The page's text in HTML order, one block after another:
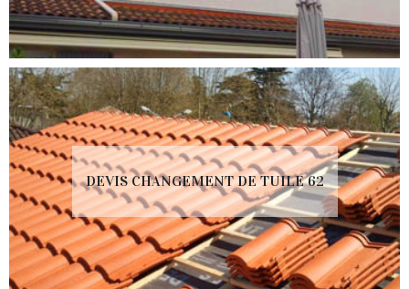
DEVIS CHANGEMENT DE TUILE 62